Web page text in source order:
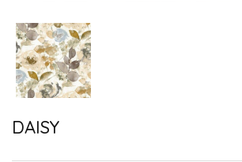
DAISY